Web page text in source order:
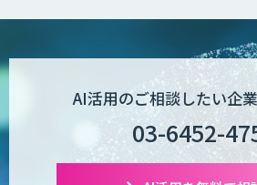
AI活用のご相談したい企
03-6452-